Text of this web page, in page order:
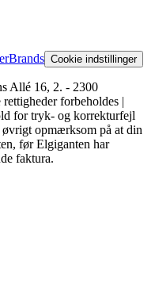
Brands Cookie indstillinger
Allé 16, 2. - 2300
forbeholdes |
for tryk- og korrekturfejl
opmærksom på at din
før Elgiganten har
faktura.